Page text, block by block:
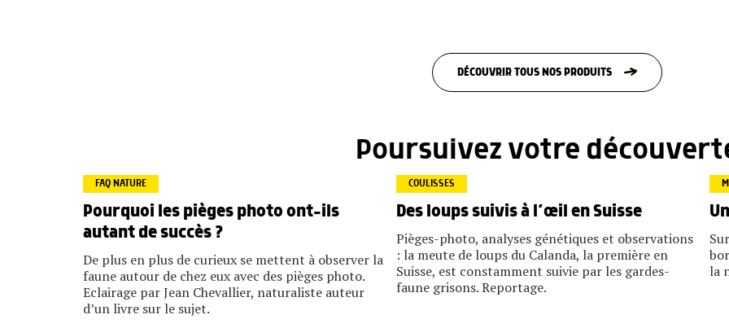
DÉCOUVRIR TOUS NOS PRODUITS
Poursuivez votre
FAQ NATURE
Pourquoi les pièges photo ont-ils
autant de succès ?
De plus en plus de curieux se mettent à observer la
faune autour de chez eux avec des pièges photo.
Eclairage par Jean Chevallier, naturaliste auteur
d’un livre sur le sujet.
COULISSES
Des loups suivis à l’œil en Suisse
Pièges-photo, analyses génétiques et observations
: la meute de loups du Calanda, la première en
Suisse, est constamment suivie par les gardes-
faune grisons. Reportage.
la